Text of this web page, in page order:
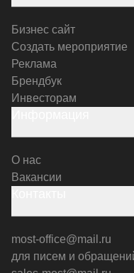
Бизнес сайт
Создать мероприятие
Реклама
Брендбук
Инвесторам
О нас
Вакансии
most-office@mail.ru
для писем и